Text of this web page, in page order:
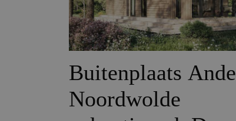
Buitenplaats
Noordwolde